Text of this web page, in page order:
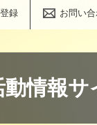
録 お問い
情報サ